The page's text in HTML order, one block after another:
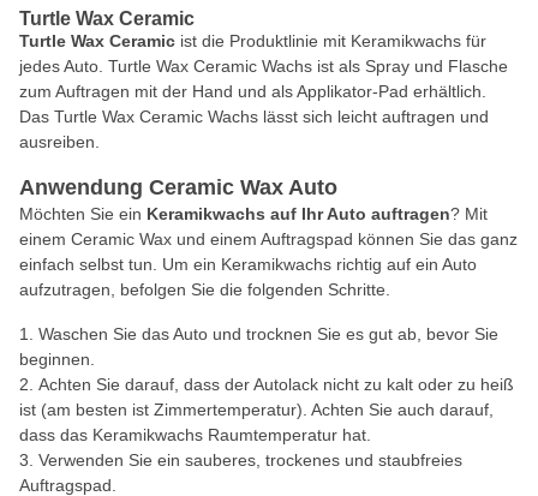
Turtle Wax Ceramic
Turtle Wax Ceramic ist die Produktlinie mit Keramikwachs für
jedes Auto. Turtle Wax Ceramic Wachs ist als Spray und Flasche
zum Auftragen mit der Hand und als Applikator-Pad erhältlich.
Das Turtle Wax Ceramic Wachs lässt sich leicht auftragen und
ausreiben.
Anwendung Ceramic Wax Auto
Möchten Sie ein Keramikwachs auf Ihr Auto auftragen? Mit
einem Ceramic Wax und einem Auftragspad können Sie das ganz
einfach selbst tun. Um ein Keramikwachs richtig auf ein Auto
aufzutragen, befolgen Sie die folgenden Schritte.
Waschen Sie das Auto und trocknen Sie es gut ab, bevor Sie
beginnen.
Achten Sie darauf, dass der Autolack nicht zu kalt oder zu heiß
ist (am besten ist Zimmertemperatur). Achten Sie auch darauf,
dass das Keramikwachs Raumtemperatur hat.
Verwenden Sie ein sauberes, trockenes und staubfreies
Auftragspad.